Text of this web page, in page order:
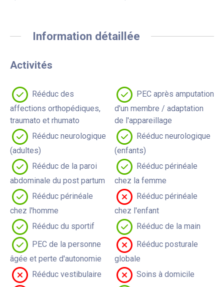
Information détaillée
Activités
Rééduc des
affections orthopédiques,
traumato et rhumato
PEC après amputation
d'un membre / adaptation
de l'appareillage
Rééduc neurologique
(adultes)
Rééduc neurologique
(enfants)
Rééduc de la paroi
abdominale du post partum
Rééduc périnéale
chez la femme
Rééduc périnéale
chez l'homme
Rééduc périnéale
chez l'enfant
Rééduc du sportif
Rééduc de la main
PEC de la personne
âgée et perte d'autonomie
Rééduc posturale
globale
Rééduc vestibulaire
Soins à domicile